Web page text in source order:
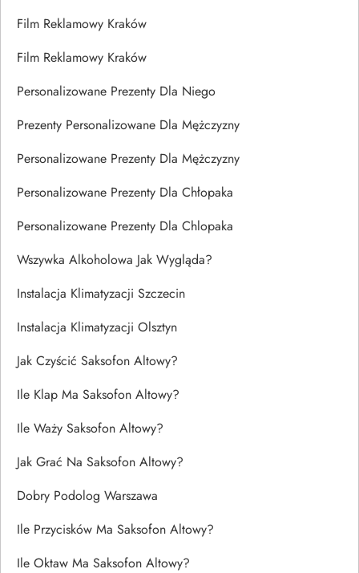
Film Reklamowy Kraków
Film Reklamowy Kraków
Personalizowane Prezenty Dla Niego
Prezenty Personalizowane Dla Mężczyzny
Personalizowane Prezenty Dla Mężczyzny
Personalizowane Prezenty Dla Chłopaka
Personalizowane Prezenty Dla Chlopaka
Wszywka Alkoholowa Jak Wygląda?
Instalacja Klimatyzacji Szczecin
Instalacja Klimatyzacji Olsztyn
Jak Czyścić Saksofon Altowy?
Ile Klap Ma Saksofon Altowy?
Ile Waży Saksofon Altowy?
Jak Grać Na Saksofon Altowy?
Dobry Podolog Warszawa
Ile Przycisków Ma Saksofon Altowy?
Ile Oktaw Ma Saksofon Altowy?